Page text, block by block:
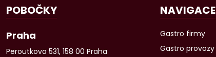
POBOČKY
Praha
Peroutkova 531, 158 00 Praha
NAVIGACE
Gastro firmy
Gastro provozy